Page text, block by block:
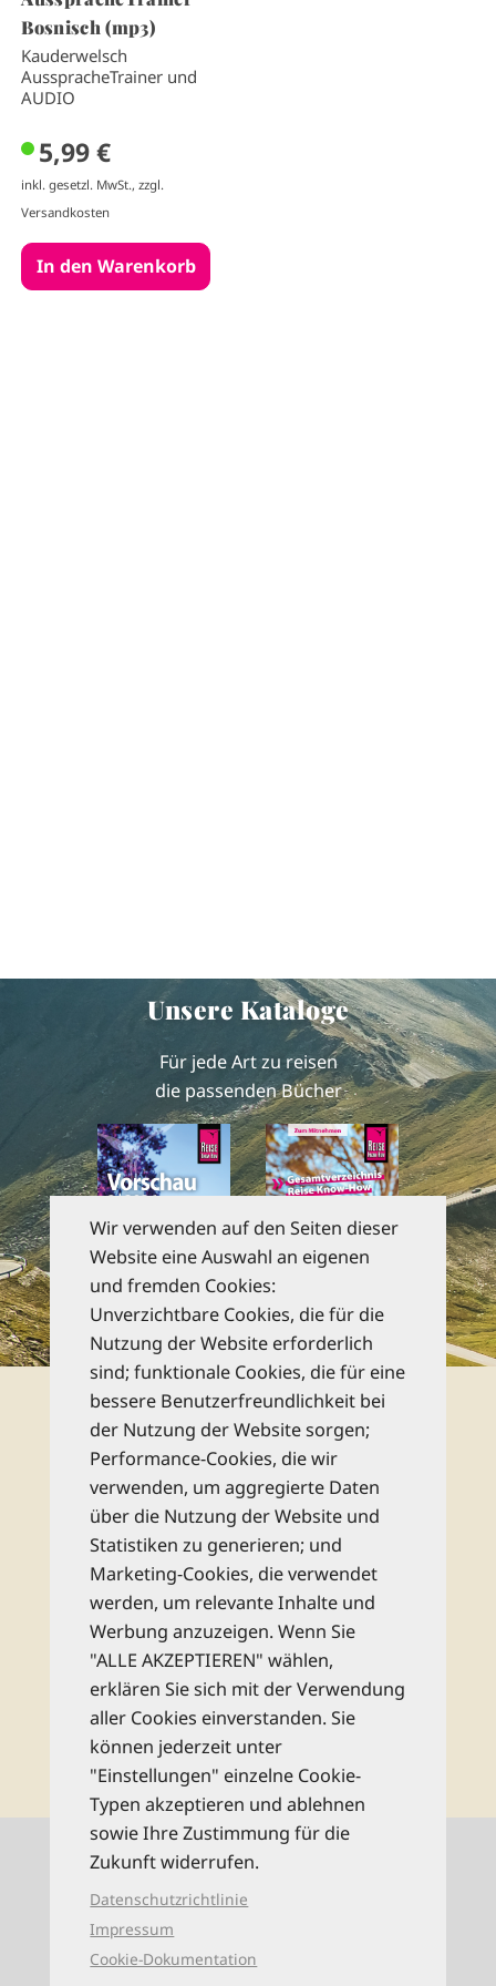
Bosnisch (mp3)
Kauderwelsch
AusspracheTrainer und
AUDIO
5,99 €
inkl. gesetzl. MwSt., zzgl.
Versandkosten
Unsere Kataloge
Für jede Art zu reisen
die passenden Bücher
zu den Katalogen
Newsletter
Abonnieren Sie unseren kostenlosen
monatlichen Newsletter und bleiben Sie
bestens informiert zu allen Reise-Neuheiten
und Wissenswertem aus dem Reise Know-
How Verlag!
Rechtliche Hinweise
abonnieren
Kontaktinformationen
0521 94649-0 (Mo–Fr: 9–16 Uhr)
info@reise-know-how.de
Wir verwenden auf den Seiten dieser
Website eine Auswahl an eigenen
und fremden Cookies:
Unverzichtbare Cookies, die für die
Nutzung der Website erforderlich
sind; funktionale Cookies, die für eine
bessere Benutzerfreundlichkeit bei
der Nutzung der Website sorgen;
Performance-Cookies, die wir
verwenden, um aggregierte Daten
über die Nutzung der Website und
Statistiken zu generieren; und
Marketing-Cookies, die verwendet
werden, um relevante Inhalte und
Werbung anzuzeigen. Wenn Sie
"ALLE AKZEPTIEREN" wählen,
erklären Sie sich mit der Verwendung
aller Cookies einverstanden. Sie
können jederzeit unter
"Einstellungen" einzelne Cookie-
Typen akzeptieren und ablehnen
sowie Ihre Zustimmung für die
Zukunft widerrufen.
Datenschutzrichtlinie
Impressum
Cookie-Dokumentation